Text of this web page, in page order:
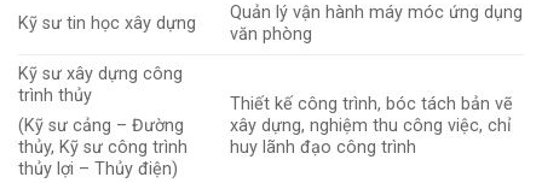
Kỹ sư tin học xây dựng
Quản lý vận hành máy móc ứng dụng
văn phòng
Kỹ sư xây dựng công
trình thủy
(Kỹ sư cảng – Đường
thủy, Kỹ sư công trình
thủy lợi – Thủy điện)
Thiết kế công trình, bóc tách bản vẽ
xây dựng, nghiệm thu công việc, chỉ
huy lãnh đạo công trình